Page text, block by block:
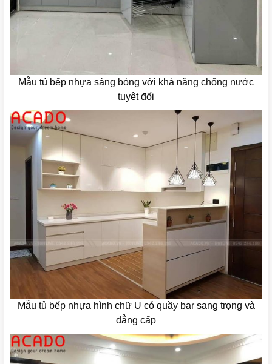
Mẫu tủ bếp nhựa sáng bóng với khả năng chống nước
tuyệt đối
Mẫu tủ bếp nhựa hình chữ U có quầy bar sang trọng và
đẳng cấp